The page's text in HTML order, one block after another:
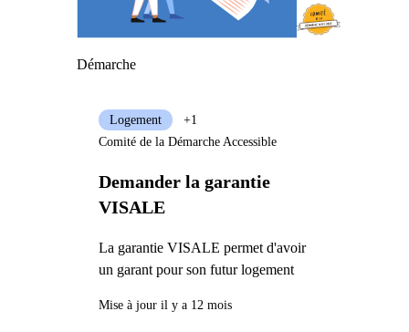
Démarche
Demander la garantie
VISALE
La garantie VISALE permet d'avoir
un garant pour son futur logement
Logement
+1
Comité de la Démarche Accessible
Mise à jour il y a 12 mois